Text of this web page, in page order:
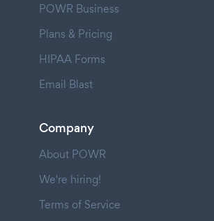
POWR Business
Plans & Pricing
HIPAA Forms
Email Blast
Company
About POWR
We're hiring!
Terms of Service